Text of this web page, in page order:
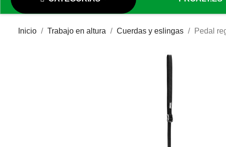
Inicio Trabajo en altura Cuerdas y eslingas Pedal